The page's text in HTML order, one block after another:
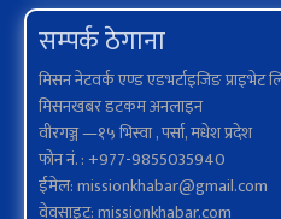
सम्पर्क ठेगाना
मिसन नेटवर्क एण्ड एडभर्टाइजिङ प्राइभेट
मिसनखबर डटकम अनलाइन
वीरगञ्ज —१५ भिस्वा , पर्सा, मधेश प्रदेश
फोन नं. : +977-9855035940
ईमेल: missionkhabar@gmail.com
वेवसाइट: missionkhabar.com